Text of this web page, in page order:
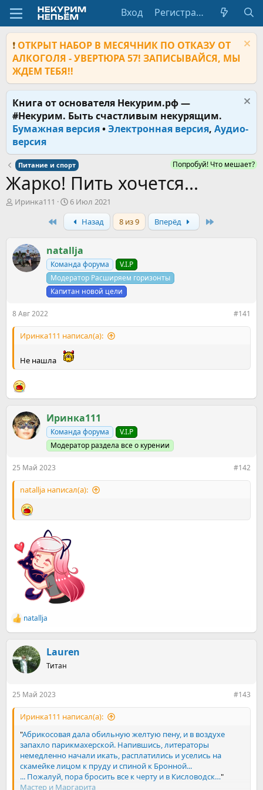
Вход Регистрация
❗ ОТКРЫТ НАБОР В МЕСЯЧНИК ПО ОТКАЗУ ОТ
АЛКОГОЛЯ - УВЕРТЮРА 57! ЗАПИСЫВАЙСЯ, МЫ
ЖДЕМ ТЕБЯ!!
Книга от основателя Некурим.рф —
#Некурим. Быть счастливым некурящим.
Бумажная версия•Электронная версия, Аудио-
версия
Питание и спорт Попробуй! Что мешает?
Жарко! Пить хочется...
А
т
е
Иринка111
Д
а
а
а
ч
а
л
а
6 Июл 2021
Назад 8 из 9 Вперёд
natallja
Команда форума
V.I.P
Модератор Расширяем горизонты
Капитан новой цели
8 Авг 2022 #141
Иринка111 написал(а):
Не нашла
Иринка111
Команда форума
V.I.P
Модератор раздела все о курении
25 Май 2023 #142
natallja написал(а):
Р
е
к
ц
и
natallja
Lauren
Титан
25 Май 2023 #143
Иринка111 написал(а):
"Абрикосовая дала обильную желтую пену, и в воздухе
запахло парикмахерской. Напившись, литераторы
немедленно начали икать, расплатились и уселись на
скамейке лицом к пруду и спиной к Бронной...
... Пожалуй, пора бросить все к черту и в Кисловодск…"
Мастер и Маргарита